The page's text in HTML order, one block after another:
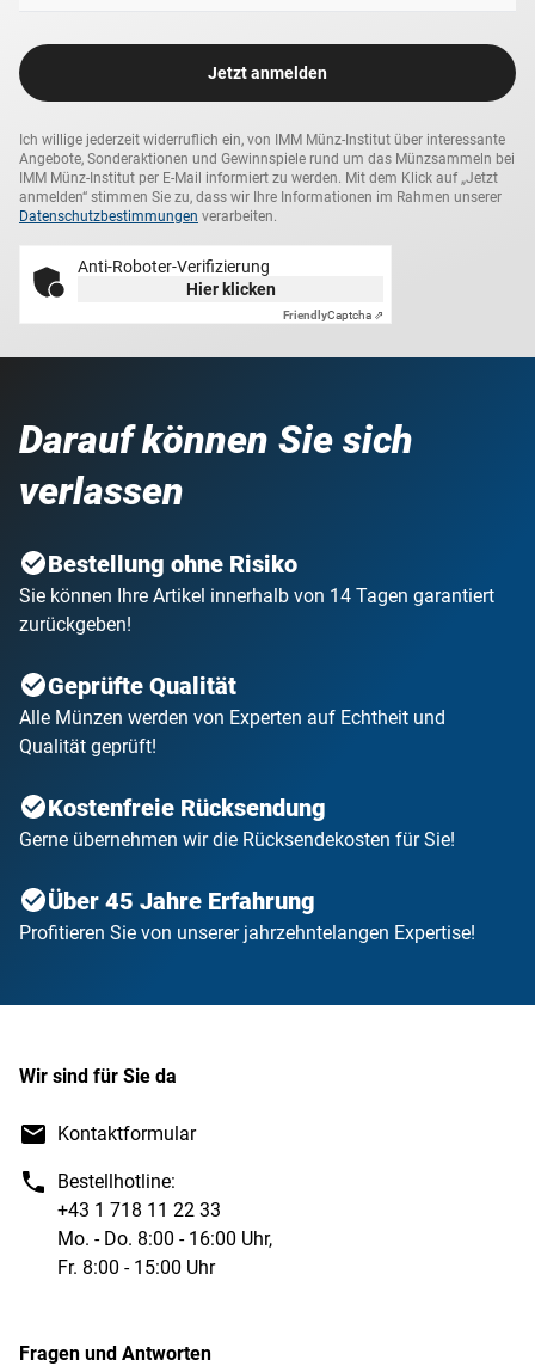
Jetzt anmelden
Ich willige jederzeit widerruflich ein, von IMM Münz-Institut über interessante
Angebote, Sonderaktionen und Gewinnspiele rund um das Münzsammeln bei
IMM Münz-Institut per E-Mail informiert zu werden. Mit dem Klick auf „Jetzt
anmelden“ stimmen Sie zu, dass wir Ihre Informationen im Rahmen unserer
Datenschutzbestimmungen verarbeiten.
Anti-Roboter-Verifizierung
Hier klicken
FriendlyCaptcha ⇗
Darauf können Sie sich
verlassen
Bestellung ohne Risiko
Sie können Ihre Artikel innerhalb von 14 Tagen garantiert
zurückgeben!
Geprüfte Qualität
Alle Münzen werden von Experten auf Echtheit und
Qualität geprüft!
Kostenfreie Rücksendung
Gerne übernehmen wir die Rücksendekosten für Sie!
Über 45 Jahre Erfahrung
Profitieren Sie von unserer jahrzehntelangen Expertise!
Wir sind für Sie da
Kontaktformular
Bestellhotline:
+43 1 718 11 22 33
Mo. - Do. 8:00 - 16:00 Uhr,
Fr. 8:00 - 15:00 Uhr
Fragen und Antworten